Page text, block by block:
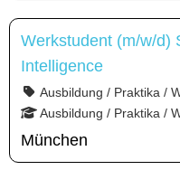
Werkstudent (m/w/d)
Intelligence
Ausbildung / Praktika /
Ausbildung / Praktika /
München